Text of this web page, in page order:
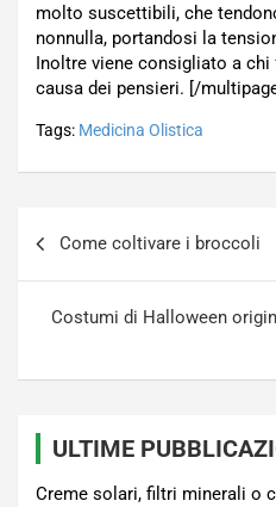
molto suscettibili, che
nonnulla, portandosi la
Inoltre viene consigliato a
causa dei pensieri. [/
Tags: Medicina Olistica
Come coltivare i broccoli
Costumi di Halloween
ULTIME
Creme solari, filtri minerali o